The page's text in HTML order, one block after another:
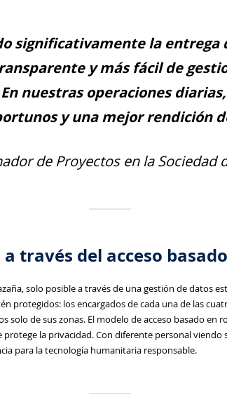
significativamente la entrega
y más fácil de
nuestras operaciones
y una mejor rendición
de Proyectos en la Sociedad
través del acceso
solo posible a través de una gestión de datos
protegidos: los encargados de cada una de las
solo de sus zonas. El modelo de acceso basado en
la privacidad. Con diferente personal viendo
para la tecnología humanitaria responsable.